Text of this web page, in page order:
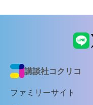
講談社コクリコ
ファミリーサイト